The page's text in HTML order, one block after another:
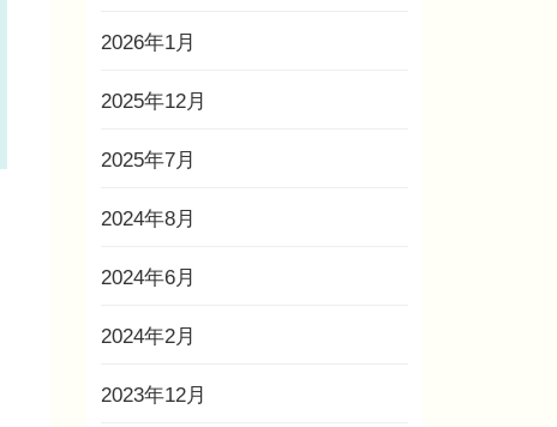
2026年1月
2025年12月
2025年7月
2024年8月
2024年6月
2024年2月
2023年12月